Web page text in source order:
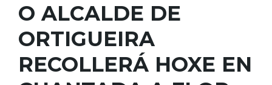
O ALCALDE DE
ORTIGUEIRA
RECOLLERÁ HOXE EN